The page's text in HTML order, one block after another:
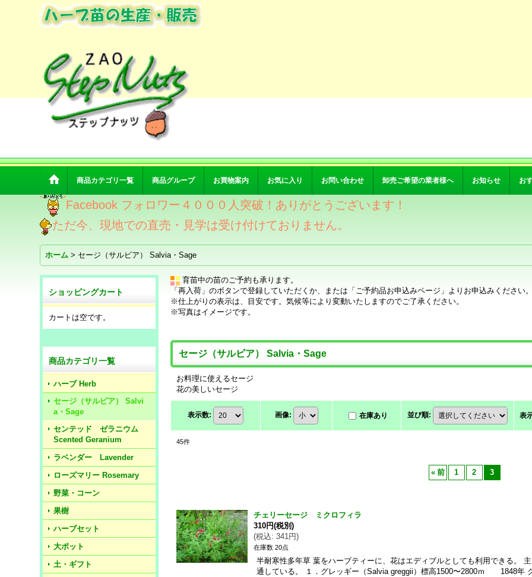
商品カテゴリ一覧 商品グループ お買物案内 お気に入り お問い合わせ 卸売ご希望の業者様へ お知らせ お
Facebook フォロワー４０００人突破！ありがとうございます！
ただ今、現地での直売・見学は受け付けておりません。
ホーム > セージ（サルビア） Salvia・Sage
ショッピングカート
カートは空です。
商品カテゴリ一覧
ハーブ Herb
セージ（サルビア） Salvi
a・Sage
センテッド ゼラニウム
Scented Geranium
ラベンダー Lavender
ローズマリー Rosemary
野菜・コーン
果樹
ハーブセット
大ポット
土・ギフト
育苗中の苗のご予約も承ります。
「再入荷」のボタンで登録していただくか、または「ご予約品お申込みページ」よりお申込みください。
※仕上がりの表示は、目安です。気候等により変動いたしますのでご了承ください。
※写真はイメージです。
セージ（サルビア） Salvia・Sage
お料理に使えるセージ
花の美しいセージ
表示数: 画像: 在庫あり 並び順: 表
45件
« 前 1 2 3
チェリーセージ ミクロフィラ
310円(税別)
(税込: 341円)
在庫数 20点
半耐寒性多年草 葉をハーブティーに、花はエディブルとしても利用できる。
通している。 １．グレッギー（Salvia greggii）標高1500〜2800ｍ 1848年